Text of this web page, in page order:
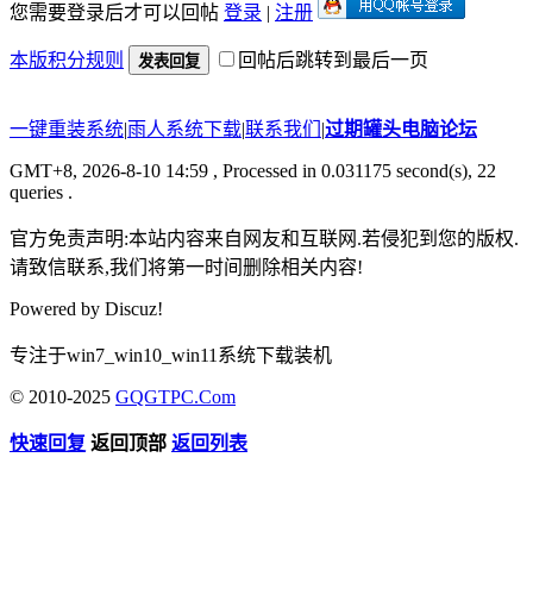
您需要登录后才可以回帖 登录 | 注册
本版积分规则 发表回复 回帖后跳转到最后一页
一键重装系统|雨人系统下载|联系我们 |过期罐头电脑论坛
GMT+8, 2026-8-10 14:59 , Processed in 0.031175 second(s), 22
queries .
官方免责声明:本站内容来自网友和互联网.若侵犯到您的版权.
请致信联系,我们将第一时间删除相关内容!
Powered by Discuz!
专注于win7_win10_win11系统下载装机
© 2010-2025 GQGTPC.Com
快速回复 返回顶部 返回列表